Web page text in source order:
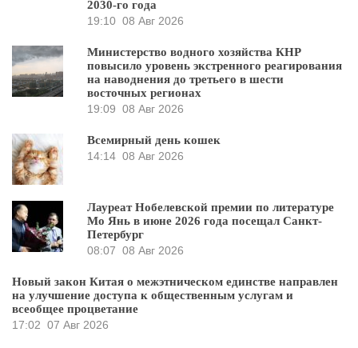
2030-го года
19:10 08 Авг 2026
Министерство водного хозяйства КНР
повысило уровень экстренного реагирования
на наводнения до третьего в шести
восточных регионах
19:09 08 Авг 2026
Всемирный день кошек
14:14 08 Авг 2026
Лауреат Нобелевской премии по литературе
Мо Янь в июне 2026 года посещал Санкт-
Петербург
08:07 08 Авг 2026
Новый закон Китая о межэтническом единстве направлен
на улучшение доступа к общественным услугам и
всеобщее процветание
17:02 07 Авг 2026